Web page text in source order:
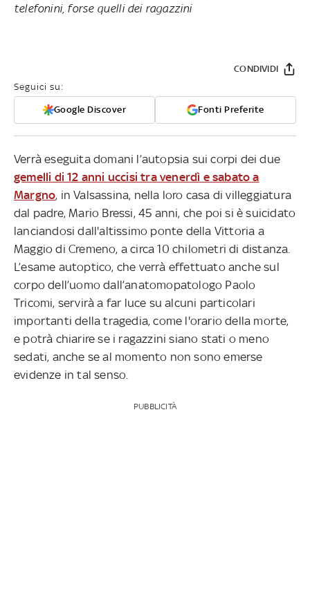
telefonini, forse quelli dei ragazzini
Seguici su:
Google Discover Fonti Preferite
CONDIVIDI
Verrà eseguita domani l’autopsia sui corpi dei due
gemelli di 12 anni uccisi tra venerdì e sabato a
Margno, in Valsassina, nella loro casa di villeggiatura
dal padre, Mario Bressi, 45 anni, che poi si è suicidato
lanciandosi dall'altissimo ponte della Vittoria a
Maggio di Cremeno, a circa 10 chilometri di distanza.
L’esame autoptico, che verrà effettuato anche sul
corpo dell’uomo dall’anatomopatologo Paolo
Tricomi, servirà a far luce su alcuni particolari
importanti della tragedia, come l'orario della morte,
e potrà chiarire se i ragazzini siano stati o meno
sedati, anche se al momento non sono emerse
evidenze in tal senso.
PUBBLICITÀ